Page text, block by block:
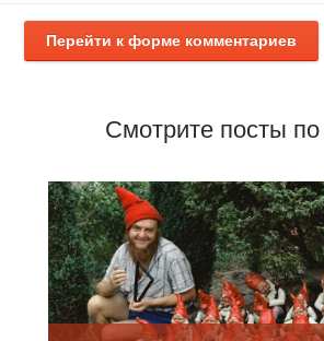
Перейти к форме комментариев
Смотрите посты